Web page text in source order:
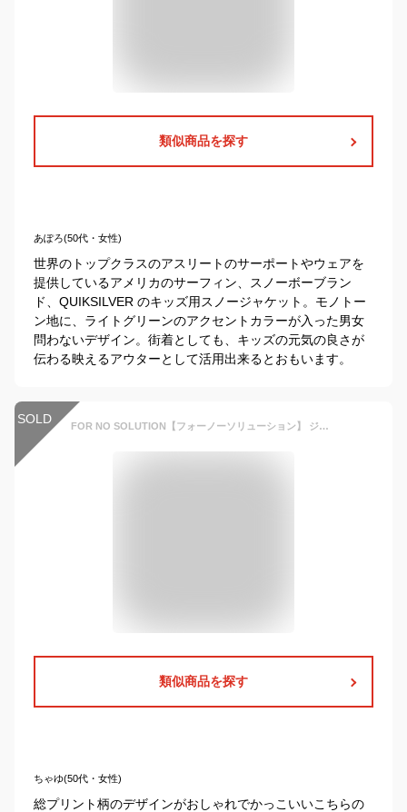
類似商品を探す
あぽろ(50代・女性)
世界のトップクラスのアスリートのサーポートやウェアを
提供しているアメリカのサーフィン、スノーボーブラン
ド、QUIKSILVER のキッズ用スノージャケット。モノトー
ン地に、ライトグリーンのアクセントカラーが入った男女
問わないデザイン。街着としても、キッズの元気の良さが
伝わる映えるアウターとして活用出来るとおもいます。
SOLD FOR NO SOLUTION【フォーノーソリューション】 ジュニアスノーボードウェア FN-2221JJ 総柄プリントジャケット袖丈調節機能搭載ウェア【スノボ スノボジャケット スノーボードジャケット スノー スキー キッズ 子供 袖丈短くなる】
類似商品を探す
ちゃゆ(50代・女性)
総プリント柄のデザインがおしゃれでかっこいいこちらの